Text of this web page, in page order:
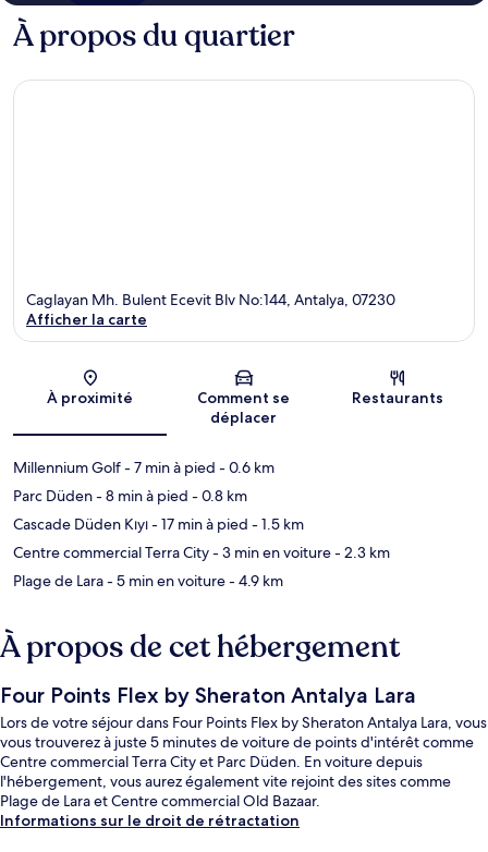
À propos du quartier
Carte
Caglayan Mh. Bulent Ecevit Blv No:144, Antalya, 07230
Afficher la carte
À proximité
Comment se
déplacer
Restaurants
Millennium Golf- 7 min à pied - 0.6 km
Parc Düden- 8 min à pied - 0.8 km
Cascade Düden Kıyı- 17 min à pied - 1.5 km
Centre commercial Terra City- 3 min en voiture- 2.3 km
Plage de Lara- 5 min en voiture- 4.9 km
À propos de cet hébergement
Four Points Flex by Sheraton Antalya Lara
Lors de votre séjour dans Four Points Flex by Sheraton Antalya Lara, vous
vous trouverez à juste 5 minutes de voiture de points d'intérêt comme
Centre commercial Terra City et Parc Düden. En voiture depuis
l'hébergement, vous aurez également vite rejoint des sites comme
Plage de Lara et Centre commercial Old Bazaar.
Informations sur le droit de rétractation